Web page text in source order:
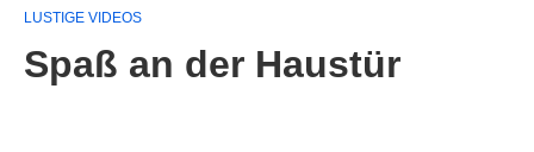
LUSTIGE VIDEOS
Spaß an der Haustür